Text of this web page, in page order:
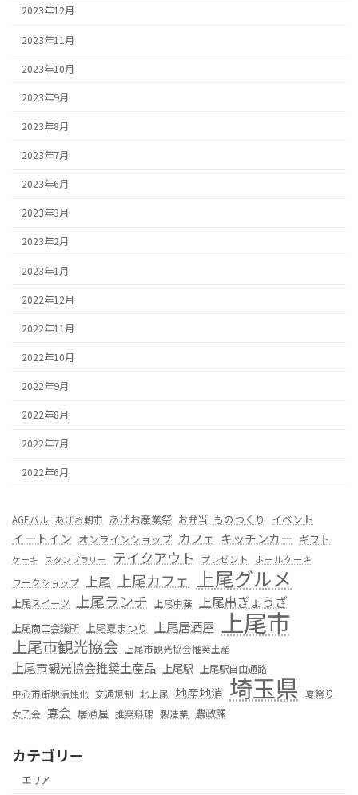
2023年12月
2023年11月
2023年10月
2023年9月
2023年8月
2023年7月
2023年6月
2023年3月
2023年2月
2023年1月
2022年12月
2022年11月
2022年10月
2022年9月
2022年8月
2022年7月
2022年6月
AGEバル あげお朝市 あげお産業祭 お弁当 ものつくり イベント
イートイン オンラインショップ カフェ キッチンカー ギフト
ケーキ スタンプラリー テイクアウト プレゼント
ホールケーキ
ワークショップ 上尾 上尾カフェ 上尾グルメ
上尾スイーツ 上尾ランチ 上尾中華 上尾串ぎょうざ
上尾商工会議所 上尾夏まつり 上尾居酒屋 上尾市
上尾市観光協会 上尾市観光協会推奨土産
上尾市観光協会推奨土産品 上尾駅 上尾駅自由通路
中心市街地活性化 交通規制 北上尾 地産地消 埼玉県 夏祭り
女子会 宴会 居酒屋 推奨料理 製造業 農政課
カテゴリー
エリア